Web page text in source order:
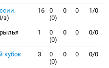
з)
16
0
(0)
0 0 1/0
1
0
(0)
0 0 0/0
кубок
3
0
(0)
0 0 0/0